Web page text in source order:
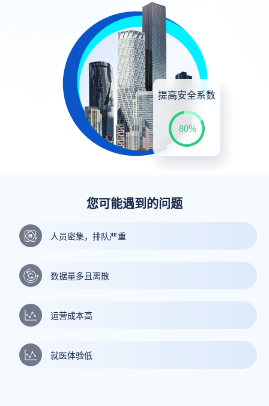
提高安全系数
80%
您可能遇到的问题
人员密集，排队严重
数据量多且离散
运营成本高
就医体验低